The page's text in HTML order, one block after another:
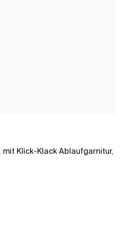
Klick-Klack Ablaufgarnitur,